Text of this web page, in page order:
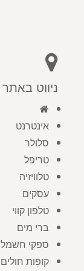
ניווט באתר
אינטרנט
סלולר
טריפל
טלוויזיה
עסקים
טלפון קווי
ברי מים
ספקי חשמל
קופות חולים